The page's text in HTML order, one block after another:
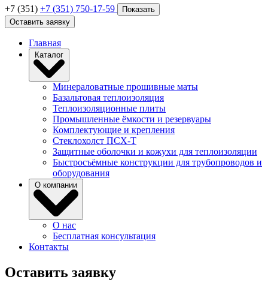
+7 (351) +7 (351) 750-17-59
Показать
Оставить заявку
Главная
Каталог
Минераловатные прошивные маты
Базальтовая теплоизоляция
Теплоизоляционные плиты
Промышленные ёмкости и резервуары
Комплектующие и крепления
Стеклохолст ПСХ-Т
Защитные оболочки и кожухи для теплоизоляции
Быстросъёмные конструкции для трубопроводов и
оборудования
О компании
О нас
Бесплатная консультация
Контакты
Оставить заявку